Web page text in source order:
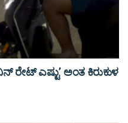
ರೇಟ್ ಎಷ್ಟು’ ಅಂತ ಕಿರುಕುಳ